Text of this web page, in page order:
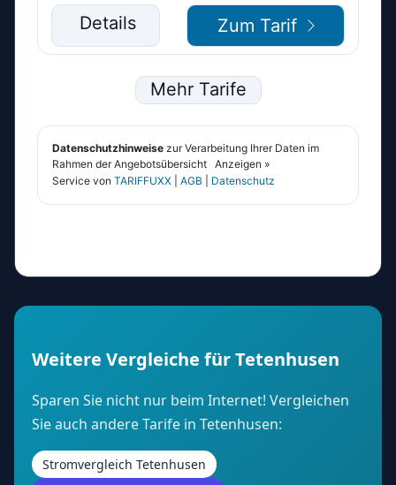
Weitere Vergleiche für Tetenhusen
Sparen Sie nicht nur beim Internet! Vergleichen
Sie auch andere Tarife in Tetenhusen:
Stromvergleich Tetenhusen